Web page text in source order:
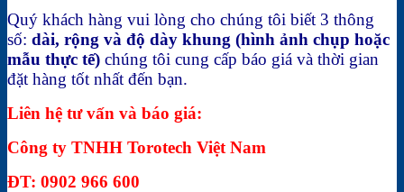
Quý khách hàng vui lòng cho chúng tôi biết 3 thông
số: dài, rộng và độ dày khung (hình ảnh chụp hoặc
mẫu thực tế) chúng tôi cung cấp báo giá và thời gian
đặt hàng tốt nhất đến bạn.
Liên hệ tư vấn và báo giá:
Công ty TNHH Torotech Việt Nam
ĐT: 0902 966 600